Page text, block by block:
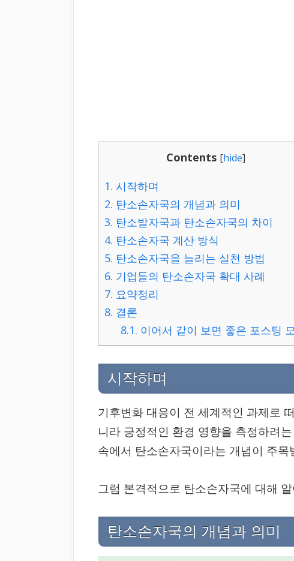
Contents [hide]
1. 시작하며
2. 탄소손자국의 개념과 의미
3. 탄소발자국과 탄소손자국의 차이
4. 탄소손자국 계산 방식
5. 탄소손자국을 늘리는 실천 방법
6. 기업들의 탄소손자국 확대 사례
7. 요약정리
8. 결론
8.1. 이어서 같이 보면 좋은 포스팅
시작하며
기후변화 대응이 전 세계적인 과제로
니라 긍정적인 환경 영향을 측정하려
속에서 탄소손자국이라는 개념이 주목
그럼 본격적으로 탄소손자국에 대해
탄소손자국의 개념과 의미